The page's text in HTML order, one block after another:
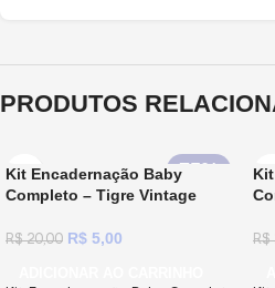
PRODUTOS
75%
Kit Encadernação Baby
Completo – Tigre Vintage
R$20,00 R$ 5,00 R$